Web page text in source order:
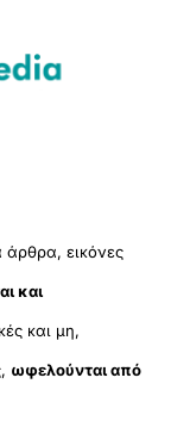
άρθρα, εικόνες
και
και μη,
ωφελούνται από